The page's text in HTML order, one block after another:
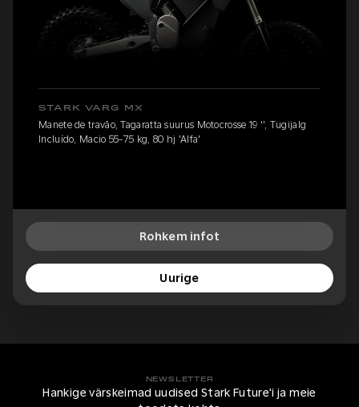
STARK VARG MX
Manete de travão, Tagaratta suurus Motocrosse 19 '', Tugijalg
Incluído, Macio 55-75 kg, 80 hj 'Alfa'
Rohkem infot
Uurige
NEWSLETTER
Hankige värskeimad uudised Stark Future'i ja meie